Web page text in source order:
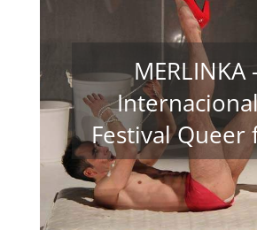
MERLINKA
Festival Queer